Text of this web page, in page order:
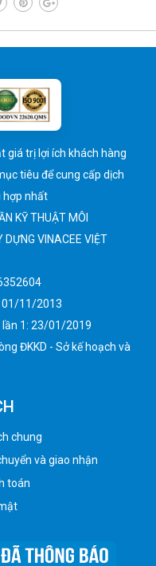
giá trị lợi ích khách hàng
tiêu để cung cấp dịch
hợp nhất
KỸ THUẬT MÔI
DỰNG VINACEE VIỆT
01/11/2013
1: 23/01/2019
ĐKKD - Sở kế hoạch và
chung
và giao nhận
toán